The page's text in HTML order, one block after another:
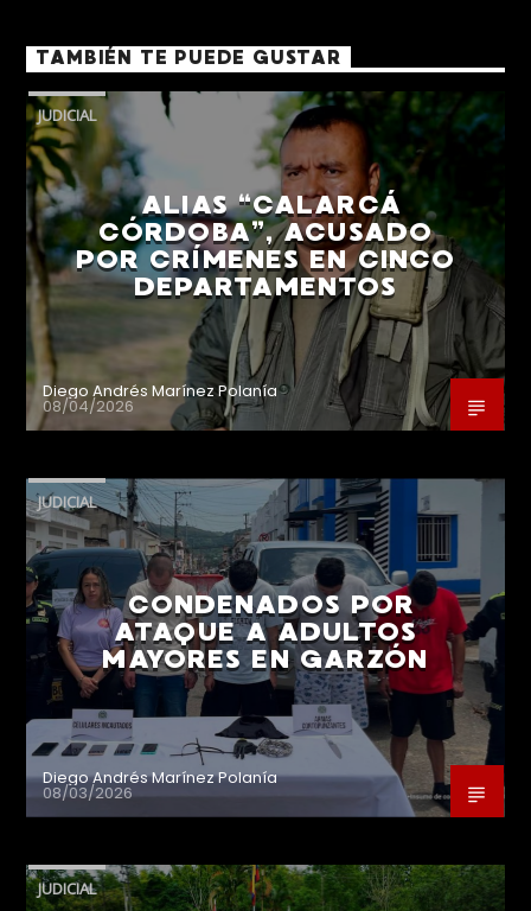
TAMBIÉN TE PUEDE GUSTAR
JUDICIAL
ALIAS “CALARCÁ
CÓRDOBA”, ACUSADO
POR CRÍMENES EN CINCO
DEPARTAMENTOS
Diego Andrés Marínez Polanía
08/04/2026
JUDICIAL
CONDENADOS POR
ATAQUE A ADULTOS
MAYORES EN GARZÓN
Diego Andrés Marínez Polanía
08/03/2026
JUDICIAL